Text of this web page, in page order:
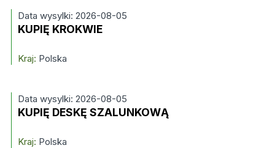
Data wysylki: 2026-08-05
KUPIĘ KROKWIE
Kraj: Polska
Data wysylki: 2026-08-05
KUPIĘ DESKĘ SZALUNKOWĄ
Kraj: Polska